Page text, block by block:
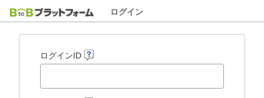
ログイン
ログインID